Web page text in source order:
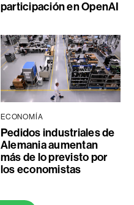
participación en OpenAI
ECONOMÍA
Pedidos industriales de
Alemania aumentan
más de lo previsto por
los economistas